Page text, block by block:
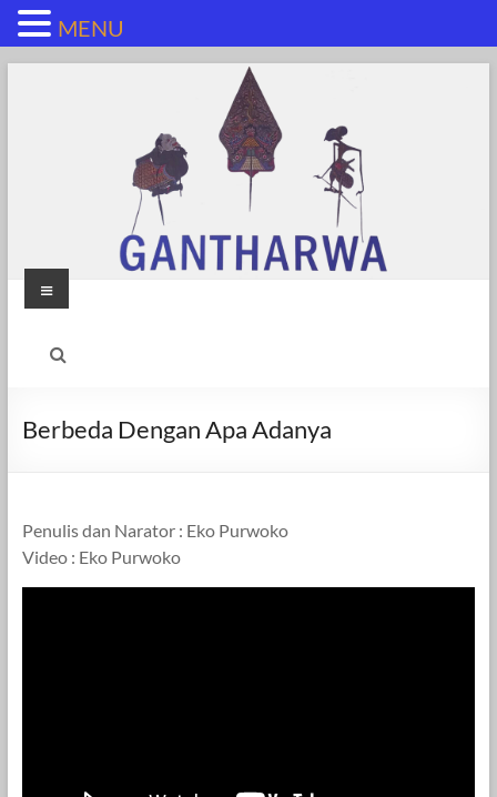
Menu
Berbeda Dengan Apa Adanya
Penulis dan Narator : Eko Purwoko
Video : Eko Purwoko
MENU